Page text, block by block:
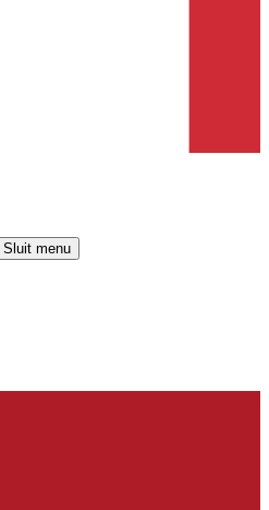
Sluit menu